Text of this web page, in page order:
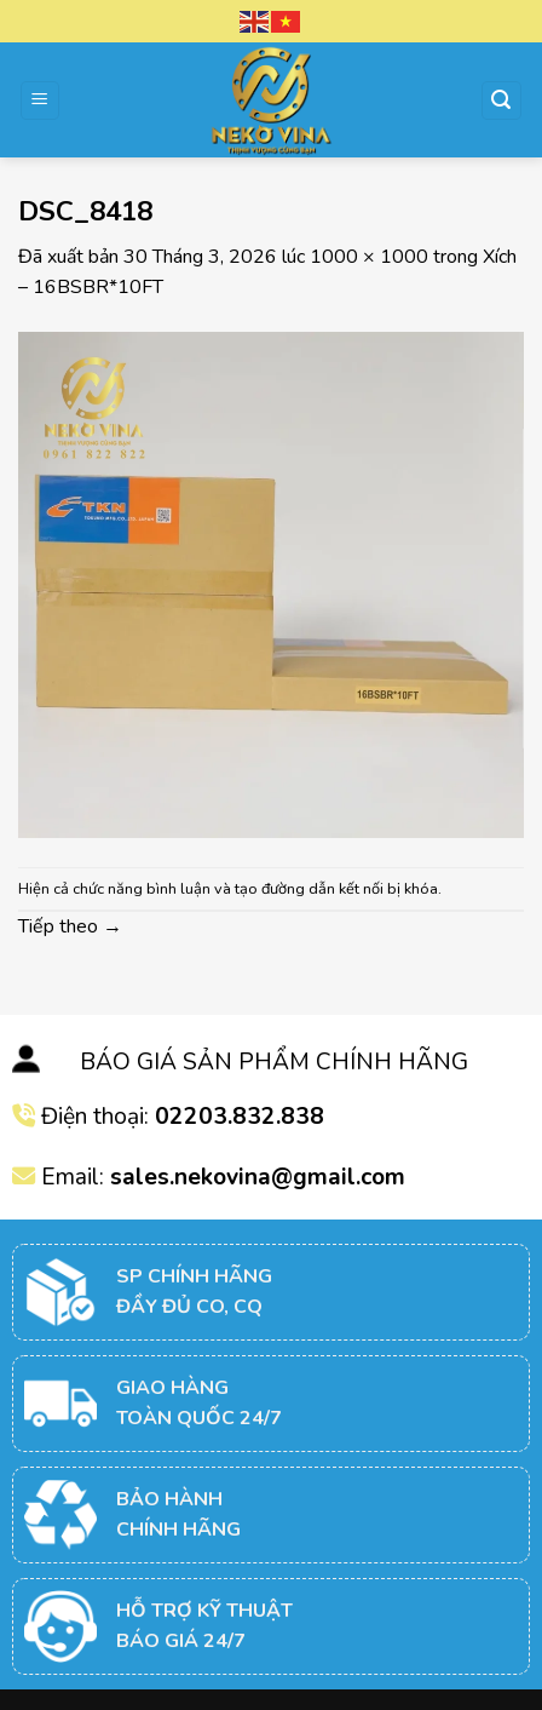
đến
dung
DSC_8418
Đã xuất bản 30 Tháng 3, 2026 lúc 1000 × 1000 trong Xích
– 16BSBR*10FT
Hiện cả chức năng bình luận và tạo đường dẫn kết nối bị khóa.
Tiếp theo →
BÁO GIÁ SẢN PHẨM CHÍNH HÃNG
Điện thoại: 02203.832.838
Email: sales.nekovina@gmail.com
SP CHÍNH HÃNG
ĐẦY ĐỦ CO, CQ
GIAO HÀNG
TOÀN QUỐC 24/7
BẢO HÀNH
CHÍNH HÃNG
HỖ TRỢ KỸ THUẬT
BÁO GIÁ 24/7